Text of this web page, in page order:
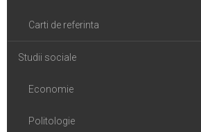
Carti de referinta
Studii sociale
Economie
Politologie